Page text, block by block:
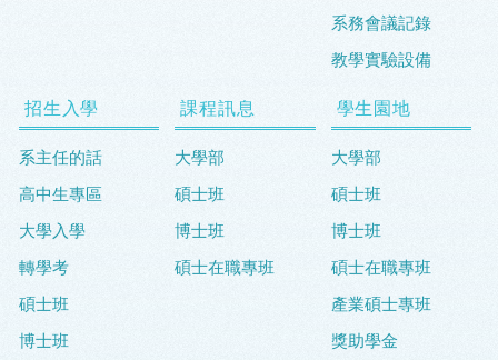
系務會議記錄
教學實驗設備
招生入學
系主任的話
高中生專區
大學入學
轉學考
碩士班
博士班
課程訊息
大學部
碩士班
博士班
碩士在職專班
學生園地
大學部
碩士班
博士班
碩士在職專班
產業碩士專班
獎助學金